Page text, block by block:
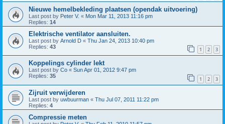
Nieuwe hemelbekleding plaatsen (opendak uitvoering)
Last post by Peter V. « Mon Mar 11, 2013 11:16 pm
Replies: 14
Elektrische ventilator aansluiten.
Last post by Arnold D « Thu Jan 24, 2013 10:40 pm
Replies: 43 1 2 3
Koppelings cylinder lekt
Last post by Co « Sun Apr 01, 2012 9:47 pm
Replies: 35 1 2 3
Zijruit verwijderen
Last post by uwbuurman « Thu Jul 07, 2011 11:22 pm
Replies: 4
Compressie meten